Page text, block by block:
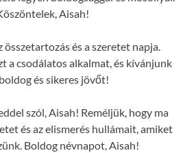
Aisah!
és a szeretet napja.
a csodálatos alkalmat, és kívánjunk
és sikeres jövőt!
szól, Aisah! Reméljük, hogy ma
és az elismerés hullámait, amiket
Boldog névnapot, Aisah!